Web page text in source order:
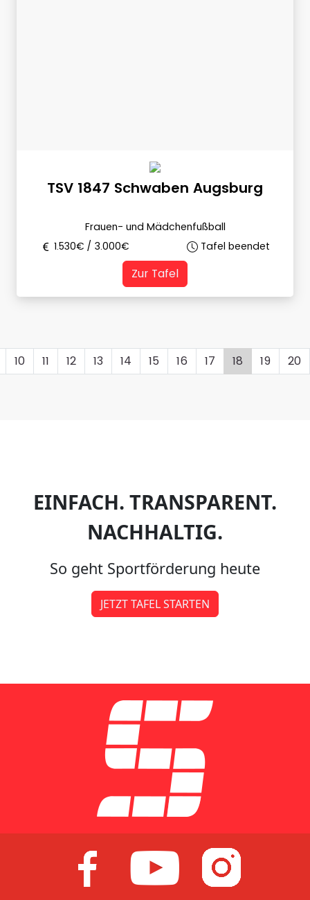
TSV 1847 Schwaben Augsburg
Frauen- und Mädchenfußball
1.530€ / 3.000€ Tafel beendet
Zur Tafel
10 11 12 13 14 15 16 17 18 19 20
EINFACH. TRANSPARENT.
NACHHALTIG.
So geht Sportförderung heute
JETZT TAFEL STARTEN